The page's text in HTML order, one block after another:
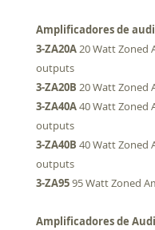
Amplificadores de
3-ZA20A20 Watt Zoned
outputs
3-ZA20B 20 Watt Zoned
3-ZA40A40 Watt Zoned
outputs
3-ZA40B 40 Watt Zoned
outputs
3-ZA9595 Watt Zoned
Amplificadores de